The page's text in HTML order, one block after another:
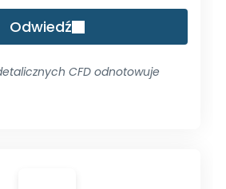
Odwiedź
CFD odnotowuje